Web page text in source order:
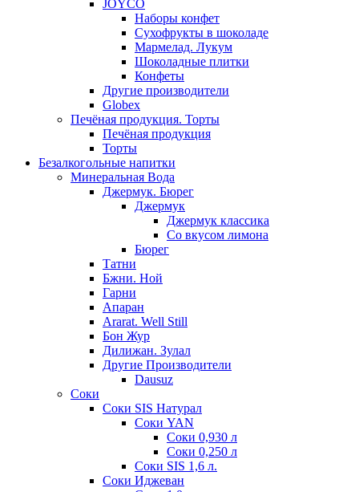
JOYCO
Наборы конфет
Сухофрукты в шоколаде
Мармелад. Лукум
Шоколадные плитки
Конфеты
Другие производители
Globex
Печёная продукция. Торты
Печёная продукция
Торты
Безалкогольные напитки
Минеральная Вода
Джермук. Бюрег
Джермук
Джермук классика
Со вкусом лимона
Бюрег
Татни
Бжни. Ной
Гарни
Апаран
Ararat. Well Still
Бон Жур
Дилижан. Зулал
Другие Производители
Dausuz
Соки
Соки SIS Натурал
Соки YAN
Соки 0,930 л
Соки 0,250 л
Соки SIS 1,6 л.
Соки Иджеван